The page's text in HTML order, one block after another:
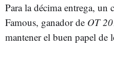
Para la décima entrega, un
Famous, ganador de OT
mantener el buen papel